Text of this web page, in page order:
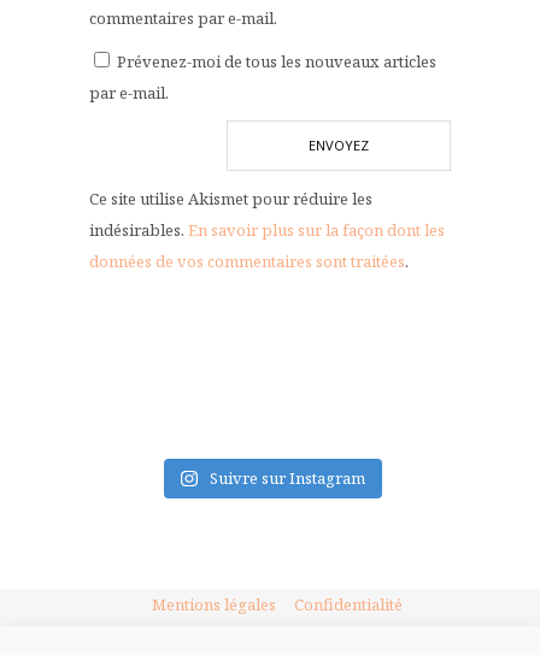
commentaires par e-mail.
Prévenez-moi de tous les nouveaux articles
par e-mail.
Ce site utilise Akismet pour réduire les
indésirables. En savoir plus sur la façon dont les
données de vos commentaires sont traitées.
Suivre sur Instagram
Mentions légales Confidentialité